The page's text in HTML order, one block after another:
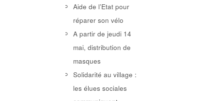
Aide de l’Etat pour
réparer son vélo
A partir de jeudi 14
mai, distribution de
masques
Solidarité au village :
les élues sociales